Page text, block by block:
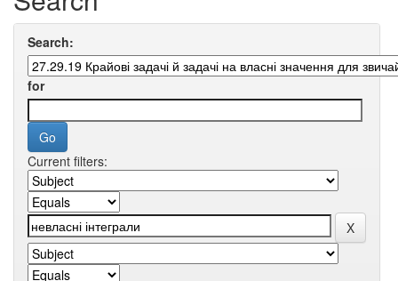
Search:
for
Current filters: